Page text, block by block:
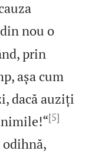
nou o
prin
așa cum
dacă auziți
[5]
odihnă,